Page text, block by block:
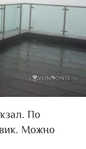
По
Можно